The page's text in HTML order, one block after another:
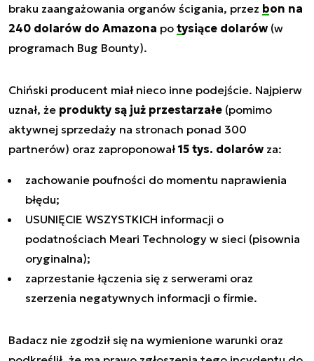
braku zaangażowania organów ścigania, przez bon na
240 dolarów do Amazona po tysiące dolarów (w
programach Bug Bounty).
Chiński producent miał nieco inne podejście. Najpierw
uznał, że produkty są już przestarzałe (pomimo
aktywnej sprzedaży na stronach ponad 300
partnerów) oraz zaproponował15 tys. dolarów za:
zachowanie poufności do momentu naprawienia
błędu;
USUNIĘCIE WSZYSTKICH informacji o
podatnościach Meari Technology w sieci (pisownia
oryginalna);
zaprzestanie łączenia się z serwerami oraz
szerzenia negatywnych informacji o firmie.
Badacz nie zgodził się na wymienione warunki oraz